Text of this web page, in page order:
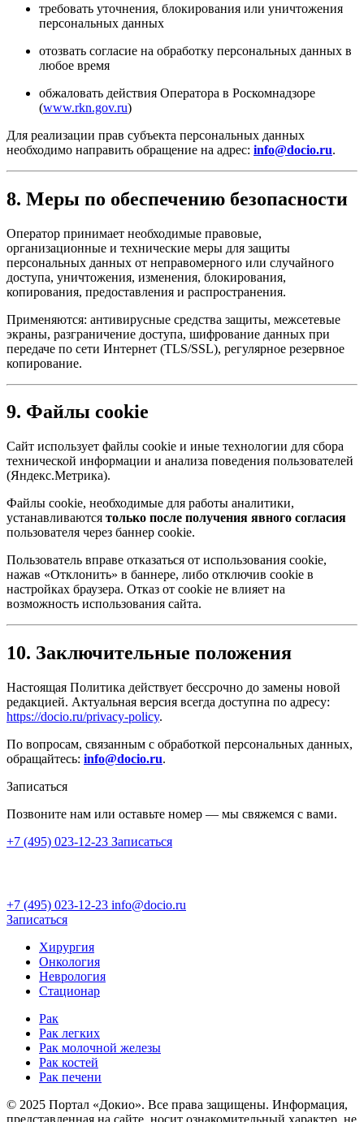
требовать уточнения, блокирования или уничтожения
персональных данных
отозвать согласие на обработку персональных данных в
любое время
обжаловать действия Оператора в Роскомнадзоре
(www.rkn.gov.ru)
Для реализации прав субъекта персональных данных
необходимо направить обращение на адрес: info@docio.ru.
8. Меры по обеспечению безопасности
Оператор принимает необходимые правовые,
организационные и технические меры для защиты
персональных данных от неправомерного или случайного
доступа, уничтожения, изменения, блокирования,
копирования, предоставления и распространения.
Применяются: антивирусные средства защиты, межсетевые
экраны, разграничение доступа, шифрование данных при
передаче по сети Интернет (TLS/SSL), регулярное резервное
копирование.
9. Файлы cookie
Сайт использует файлы cookie и иные технологии для сбора
технической информации и анализа поведения пользователей
(Яндекс.Метрика).
Файлы cookie, необходимые для работы аналитики,
устанавливаются только после получения явного согласия
пользователя через баннер cookie.
Пользователь вправе отказаться от использования cookie,
нажав «Отклонить» в баннере, либо отключив cookie в
настройках браузера. Отказ от cookie не влияет на
возможность использования сайта.
10. Заключительные положения
Настоящая Политика действует бессрочно до замены новой
редакцией. Актуальная версия всегда доступна по адресу:
https://docio.ru/privacy-policy.
По вопросам, связанным с обработкой персональных данных,
обращайтесь: info@docio.ru.
Записаться
Позвоните нам или оставьте номер — мы свяжемся с вами.
+7 (495) 023-12-23 Записаться
+7 (495) 023-12-23 info@docio.ru
Записаться
Хирургия
Онкология
Неврология
Стационар
Рак
Рак легких
Рак молочной железы
Рак костей
Рак печени
© 2025 Портал «Докио». Все права защищены. Информация,